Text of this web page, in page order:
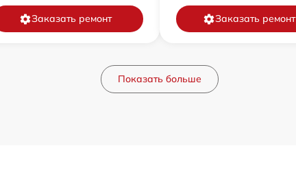
Заказать ремонт Заказать ремонт
Показать больше